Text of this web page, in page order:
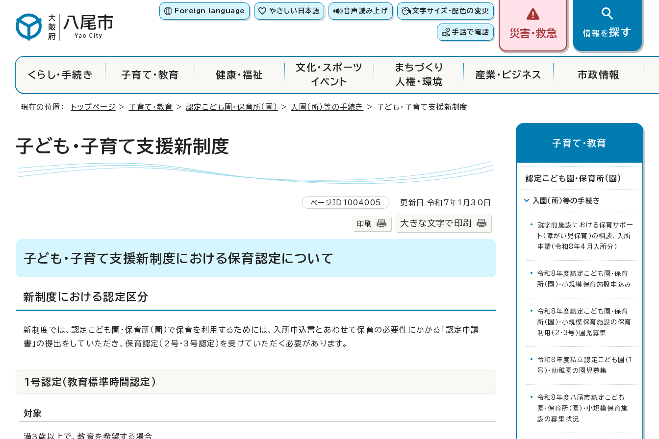
Foreign language やさしい日本語 音声読み上げ 文字サイズ・配色の変更
手話で電話 災害・救急 情報を探す
くらし・手続き 子育て・教育 健康・福祉
文化・スポーツ
イベント
まちづくり
人権・環境
産業・ビジネス 市政情報
現在の位置： トップページ >子育て・教育 >認定こども園・保育所（園） > 入園（所）等の手続き > 子ども・子育て支援新制度
子ども・子育て支援新制度
ページID1004005 更新日 令和7年1月30日
印刷 大きな文字で印刷
子ども・子育て支援新制度における保育認定について
新制度における認定区分
新制度では、認定こども園・保育所（園）で保育を利用するためには、入所申込書とあわせて保育の必要性にかかる「認定申請
書」の提出をしていただき、保育認定（2号・3号認定）を受けていただく必要があります。
1号認定（教育標準時間認定）
対象
満3歳以上で、教育を希望する場合
子育て・教育
認定こども園・保育所（園）
入園（所）等の手続き
就学前施設における保育サポー
ト（障がい児保育）の相談、入所
申請（令和8年4月入所分）
令和8年度認定こども園・保育
所（園）・小規模保育施設申込み
令和8年度認定こども園・保育
所（園）・小規模保育施設の保育
利用（2・3号）園児募集
令和8年度私立認定こども園（1
号）・幼稚園の園児募集
令和8年度八尾市認定こども
園・保育所（園）・小規模保育施
設の募集状況